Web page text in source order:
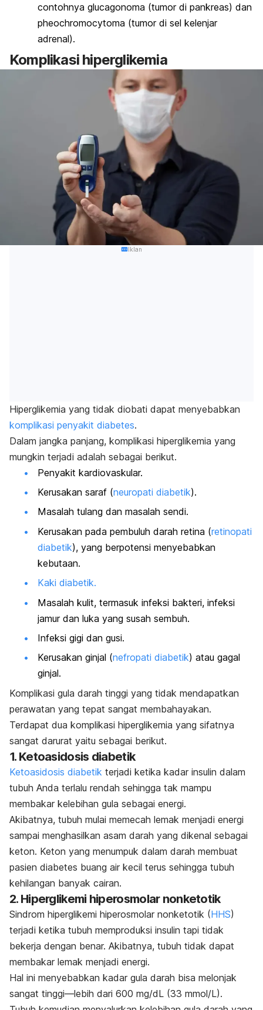
contohnya glucagonoma (tumor di pankreas) dan
pheochromocytoma (tumor di sel kelenjar
adrenal).
Komplikasi hiperglikemia
Iklan
Hiperglikemia yang tidak diobati dapat menyebabkan
komplikasi penyakit diabetes.
Dalam jangka panjang, komplikasi hiperglikemia yang
mungkin terjadi adalah sebagai berikut.
Penyakit kardiovaskular.
Kerusakan saraf (neuropati diabetik).
Masalah tulang dan masalah sendi.
Kerusakan pada pembuluh darah retina (retinopati
diabetik), yang berpotensi menyebabkan
kebutaan.
Kaki diabetik.
Masalah kulit, termasuk infeksi bakteri, infeksi
jamur dan luka yang susah sembuh.
Infeksi gigi dan gusi.
Kerusakan ginjal (nefropati diabetik) atau gagal
ginjal.
Komplikasi gula darah tinggi yang tidak mendapatkan
perawatan yang tepat sangat membahayakan.
Terdapat dua komplikasi hiperglikemia yang sifatnya
sangat darurat yaitu sebagai berikut.
1. Ketoasidosis diabetik
Ketoasidosis diabetik terjadi ketika kadar insulin dalam
tubuh Anda terlalu rendah sehingga tak mampu
membakar kelebihan gula sebagai energi.
Akibatnya, tubuh mulai memecah lemak menjadi energi
sampai menghasilkan asam darah yang dikenal sebagai
keton. Keton yang menumpuk dalam darah membuat
pasien diabetes buang air kecil terus sehingga tubuh
kehilangan banyak cairan.
2. Hiperglikemi hiperosmolar nonketotik
Sindrom hiperglikemi hiperosmolar nonketotik (HHS)
terjadi ketika tubuh memproduksi insulin tapi tidak
bekerja dengan benar. Akibatnya, tubuh tidak dapat
membakar lemak menjadi energi.
Hal ini menyebabkan kadar gula darah bisa melonjak
sangat tinggi—lebih dari 600 mg/dL (33 mmol/L).